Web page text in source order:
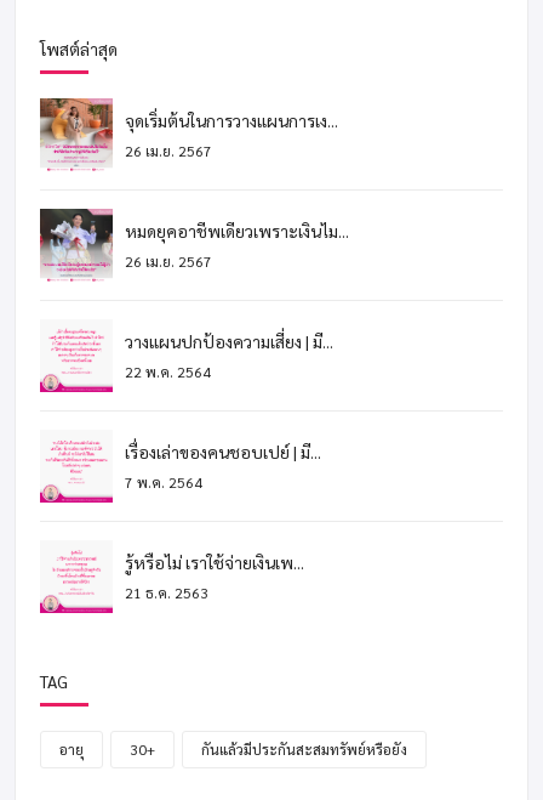
โพสต์ล่าสุด
จุดเริ่มต้นในการวางแผนการเง...
26 เม.ย. 2567
หมดยุคอาชีพเดียวเพราะเงินไม...
26 เม.ย. 2567
วางแผนปกป้องความเสี่ยง | มี...
22 พ.ค. 2564
เรื่องเล่าของคนชอบเปย์ | มี...
7 พ.ค. 2564
รู้หรือไม่ เราใช้จ่ายเงินเพ...
21 ธ.ค. 2563
TAG
อายุ 30+ กันแล้วมีประกันสะสมทรัพย์หรือยัง